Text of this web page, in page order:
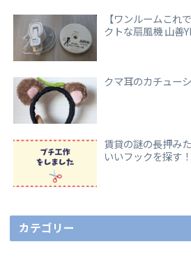
【ワンルームこれ
クトな扇風機 山善
クマ耳のカチュー
賃貸の謎の長押み
いいフックを探す！
カテゴリー